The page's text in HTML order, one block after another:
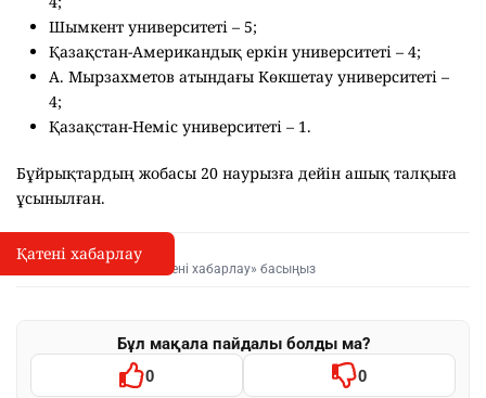
Шымкент университеті – 5;
Қазақстан-Американдық еркін университеті – 4;
А. Мырзахметов атындағы Көкшетау университеті –
4;
Қазақстан-Неміс университеті – 1.
Бұйрықтардың жобасы 20 наурызға дейін ашық талқыға
ұсынылған.
I
Қате туралы хабарлау
Мәтінді белгілеп, «Қатені хабарлау» басыңыз
Бұл мақала пайдалы болды ма?
0 0
Қатені хабарлау